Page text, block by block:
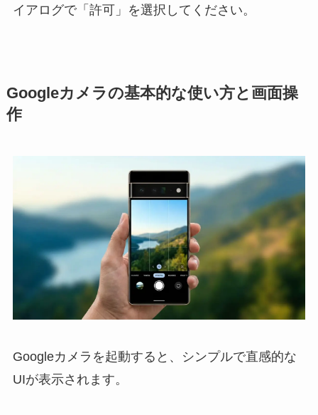
イアログで「許可」を選択してください。
Googleカメラの基本的な使い方と画面操
作
Googleカメラを起動すると、シンプルで直感的な
UIが表示されます。